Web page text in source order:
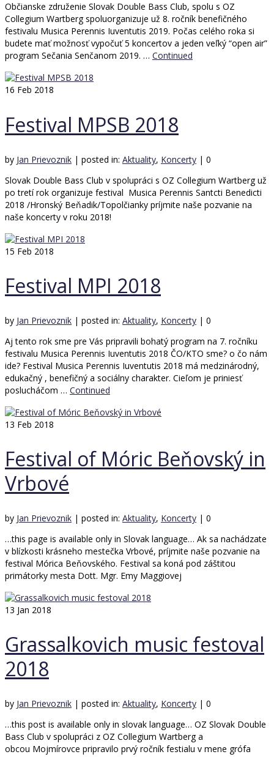
Občianske združenie Slovak Double Bass Club, spolu s OZ
Collegium Wartberg spoluorganizuje už 8. ročník benefičného
festivalu Musica Perennis Iuventutis 2019. Počas celého roka si
budete mať možnosť vypočuť 5 koncertov a jeden veľký “open air”
program Sečania Senčanom 2019. … Continued
16 Feb 2018
Festival MPSB 2018
by Jan Prievoznik | posted in: Aktuality, Koncerty | 0
Slovak Double Bass Club v spolupráci s OZ Collegium Wartberg už
po tretí rok organizuje festival Musica Perennis Santcti Benedicti
2018 /Hronský Beňadik/Topolčianky príjmite naše pozvanie na
naše koncerty v roku 2018!
15 Feb 2018
Festival MPI 2018
by Jan Prievoznik | posted in: Aktuality, Koncerty | 0
Aj tento rok sme pre Vás pripravili bohatý program na 7. ročníku
festivalu Musica Perennis Iuventutis 2018 ČO/KTO sme? o čo nám
ide? Festival Musica Perennis Iuventutis 2018 má medzinárodný,
edukačný , benefičný a sociálny charakter. Cieľom je priniesť
poslucháčom … Continued
13 Feb 2018
Festival of Móric Beňovský in
Vrbové
by Jan Prievoznik | posted in: Aktuality, Koncerty | 0
…this page is available only in Slovak language… Ak sa nachádzate
v blízkosti krásneho mestečka Vrbové, príjmite naše pozvanie na
festival Mórica Beňovského. Festival sa koná pod záštitou
primátorky mesta Dott. Mgr. Emy Maggiovej
13 Jan 2018
Grassalkovich music festoval
2018
by Jan Prievoznik | posted in: Aktuality, Koncerty | 0
…this post is available only in slovak language… OZ Slovak Double
Bass Club v spolupráci z OZ Collegium Wartberg a
obcou Mojmírovce pripravilo prvý ročník festialu v mene grófa